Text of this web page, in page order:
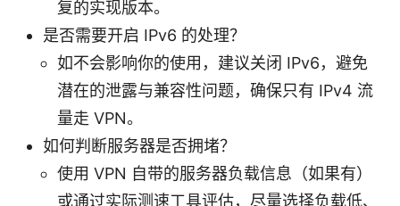
复的实现版本。
是否需要开启 IPv6 的处理？
如不会影响你的使用，建议关闭 IPv6，避免
潜在的泄露与兼容性问题，确保只有 IPv4 流
量走 VPN。
如何判断服务器是否拥堵？
使用 VPN 自带的服务器负载信息（如果有）
或通过实际测速工具评估，尽量选择负载低、